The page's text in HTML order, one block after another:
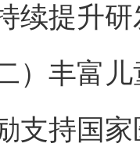
续提升
丰富儿
持国家